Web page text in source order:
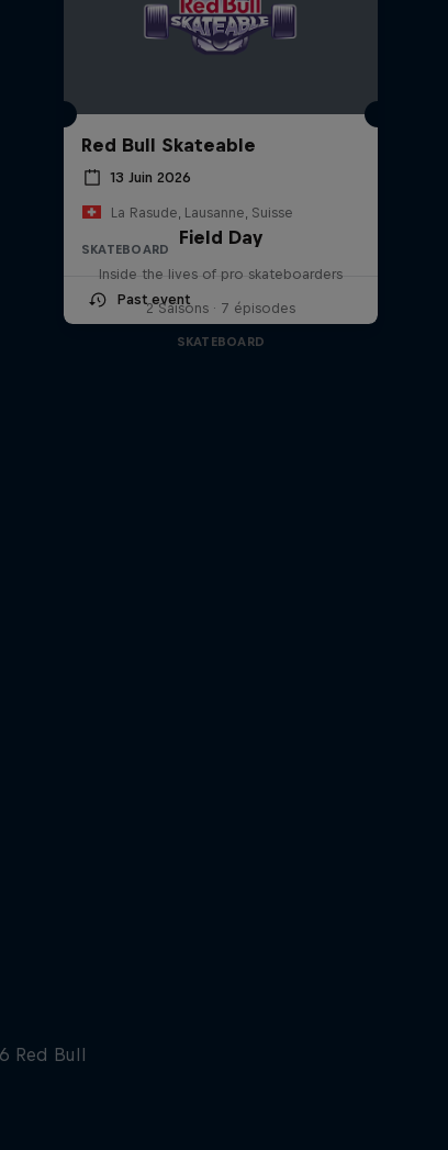
Red Bull Skateable
13 Juin 2026
La Rasude, Lausanne, Suisse
SKATEBOARD
Past event
Field Day
Inside the lives of pro skateboarders
2 Saisons · 7 épisodes
SKATEBOARD